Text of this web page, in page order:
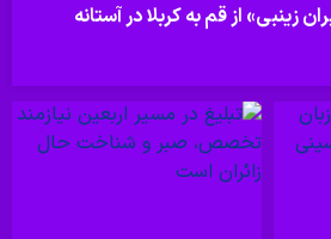
زینبی» از قم به کربلا در آستانه